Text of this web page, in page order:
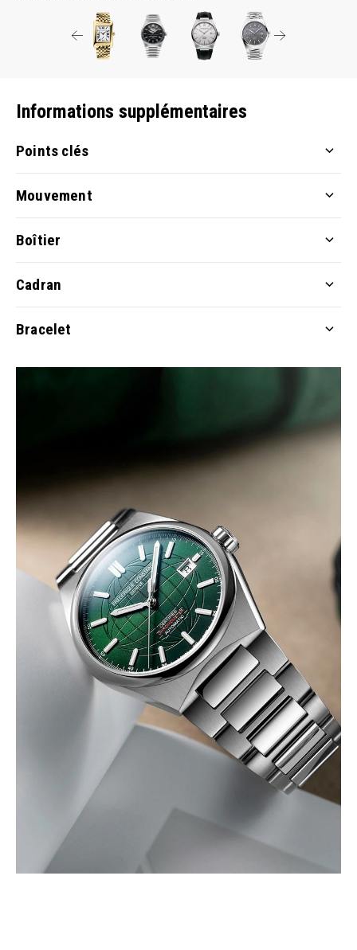
Informations supplémentaires
Points clés
Mouvement
Boîtier
Cadran
Bracelet